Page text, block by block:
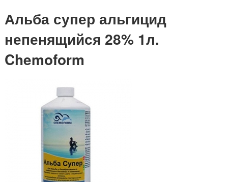
Альба супер альгицид
непенящийся 28% 1л.
Chemoform